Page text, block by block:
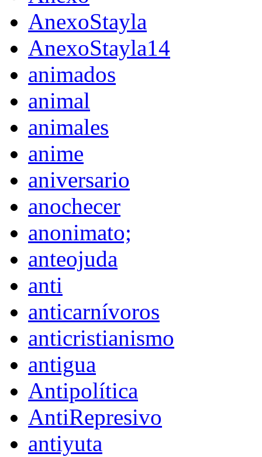
AnexoStayla
AnexoStayla14
animados
animal
animales
anime
aniversario
anochecer
anonimato;
anteojuda
anti
anticarnívoros
anticristianismo
antigua
Antipolítica
AntiRepresivo
antiyuta